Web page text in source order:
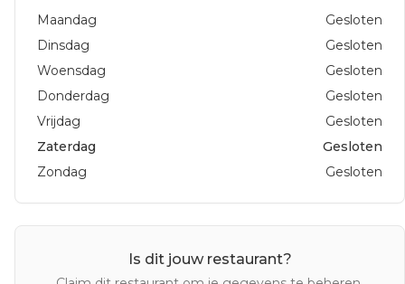
Maandag
Gesloten
Dinsdag
Gesloten
Woensdag
Gesloten
Donderdag
Gesloten
Vrijdag
Gesloten
Zaterdag
Gesloten
Zondag
Gesloten
Is dit jouw restaurant?